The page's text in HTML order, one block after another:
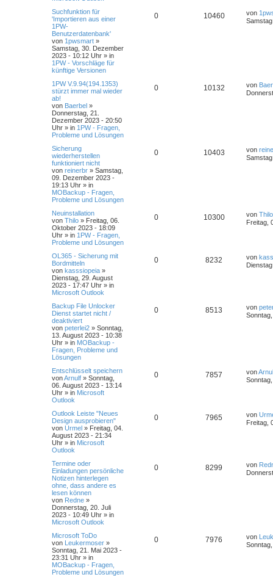
Suchfunktion für
'Importieren aus einer
1PW-
Benutzerdatenbank'
von 1pwsmart »
Samstag, 30. Dezember
2023 - 10:12 Uhr » in
1PW - Vorschläge für
künftige Versionen
0 10460 von
1PW V.9.94(194.1353)
stürzt immer mal wieder
ab!
von Baerbel »
Donnerstag, 21.
Dezember 2023 - 20:50
Uhr » in 1PW - Fragen,
Probleme und Lösungen
0 10132 von
Sicherung
wiederherstellen
funktioniert nicht
von reinerbr » Samstag,
09. Dezember 2023 -
19:13 Uhr » in
MOBackup - Fragen,
Probleme und Lösungen
0 10403 von
Neuinstallation
von Thilo » Freitag, 06.
Oktober 2023 - 18:09
Uhr » in 1PW - Fragen,
Probleme und Lösungen
0 10300 von Thilo
Freitag,
OL365 - Sicherung mit
Bordmitteln
von kasssiopeia »
Dienstag, 29. August
2023 - 17:47 Uhr » in
Microsoft Outlook
0 8232 von
Backup File Unlocker
Dienst startet nicht /
deaktiviert
von peterlei2 » Sonntag,
13. August 2023 - 10:38
Uhr » in MOBackup -
Fragen, Probleme und
Lösungen
0 8513 von
Entschlüsselt speichern
vonArnulf » Sonntag,
06. August 2023 - 13:14
Uhr » in Microsoft
Outlook
0 7857 von
Outlook Leiste "Neues
Design ausprobieren"
von Urmel » Freitag, 04.
August 2023 - 21:34
Uhr » in Microsoft
Outlook
0 7965 von
Freitag,
Termine oder
Einladungen persönliche
Notizen hinterlegen
ohne, dass andere es
lesen können
von Redne »
Donnerstag, 20. Juli
2023 - 10:49 Uhr » in
Microsoft Outlook
0 8299 von
Microsoft ToDo
von Leukermoser »
Sonntag, 21. Mai 2023 -
23:31 Uhr » in
MOBackup - Fragen,
Probleme und Lösungen
0 7976 von